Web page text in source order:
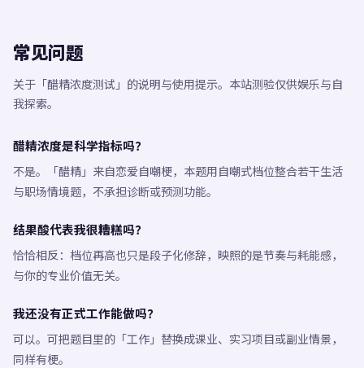
常见问题
关于「醋精浓度测试」的说明与使用提示。本站测验仅供娱乐与自
我探索。
醋精浓度是科学指标吗？
不是。「醋精」来自恋爱自嘲梗，本题用自嘲式档位整合若干生活
与职场情境题，不承担诊断或预测功能。
结果酸代表我很糟糕吗？
恰恰相反：档位再高也只是段子化修辞，映照的是节奏与耗能感，
与你的专业价值无关。
我还没有正式工作能做吗？
可以。可把题目里的「工作」替换成课业、实习项目或副业情景，
同样有梗。